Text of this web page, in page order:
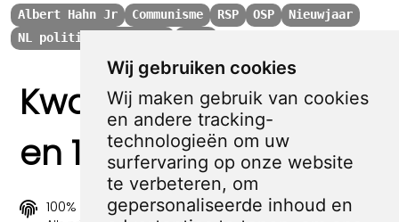
Wij gebruiken cookies
Wij maken gebruik van cookies
en andere tracking-
technologieën om uw
surfervaring op onze website
te verbeteren, om
gepersonaliseerde inhoud en
Albert Hahn Jr Communisme RSP OSP
Nieuwjaar
NL politiek voor 1945
Kwaliteit, zekerheid
en 100% sociaal
100% origineel